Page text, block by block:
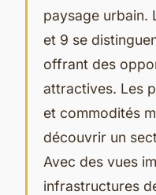
paysage urbain.
et 9 se
offrant des
attractives. Les
et commodités
découvrir un
Avec des vues
infrastructures